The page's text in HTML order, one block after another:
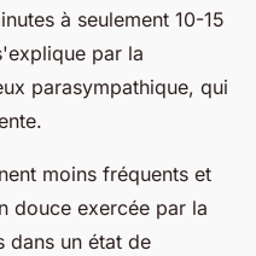
à seulement 10-15
par la
parasympathique, qui
moins fréquents et
douce exercée par la
dans un état de